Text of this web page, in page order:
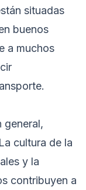
situadas
buenos
a muchos
general,
cultura de la
y la
contribuyen a